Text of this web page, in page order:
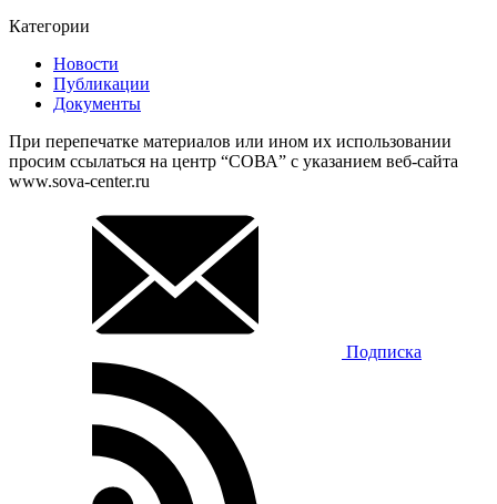
Категории
Новости
Публикации
Документы
При перепечатке материалов или ином их использовании
просим ссылаться на центр “СОВА” с указанием веб-сайта
www.sova-center.ru
Подписка